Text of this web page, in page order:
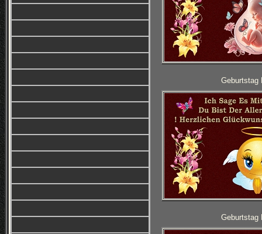
Geburtstag
Geburtstag